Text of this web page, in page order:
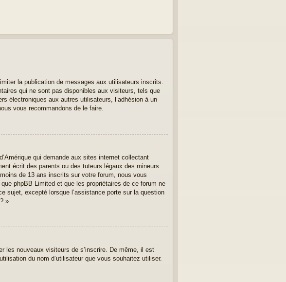
la publication de messages aux utilisateurs inscrits.
qui ne sont pas disponibles aux visiteurs, tels que
électroniques aux autres utilisateurs, l’adhésion à un
vous recommandons de le faire.
qui demande aux sites internet collectant
écrit des parents ou des tuteurs légaux des mineurs
de 13 ans inscrits sur votre forum, nous vous
phpBB Limited et que les propriétaires de ce forum ne
sujet, excepté lorsque l’assistance porte sur la question
».
les nouveaux visiteurs de s’inscrire. De même, il est
du nom d’utilisateur que vous souhaitez utiliser.